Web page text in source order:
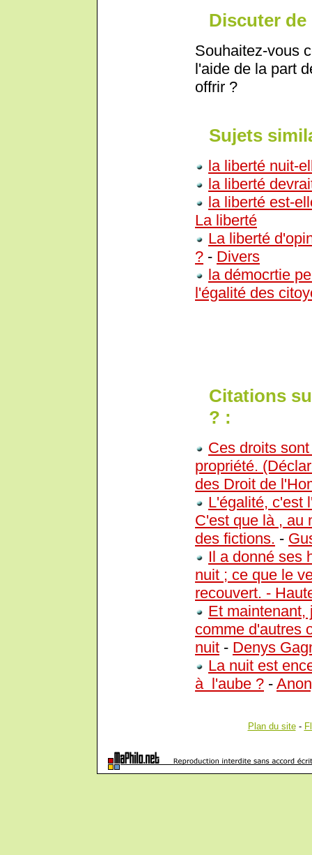
Discuter de
Souhaitez-vous
l'aide de la part
offrir ?
Sujets
la liberté nuit-
la liberté
la liberté est-
La liberté
La liberté
? - Divers
la démocrtie
l'égalité des
Citations
? :
Ces droits
propriété.
des Droit de
L'égalité, c'est
C'est que là , au
des fictions. -
Il a donné ses
nuit ; ce que le
recouvert. -
Et maintenant,
comme d'autres
nuit - Denys
La nuit est
à l'aube ? -
Plan du site-